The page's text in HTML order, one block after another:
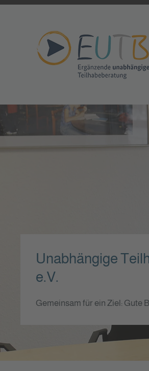
Unabhängige
e.V.
Gemeinsam für ein Ziel: Gute